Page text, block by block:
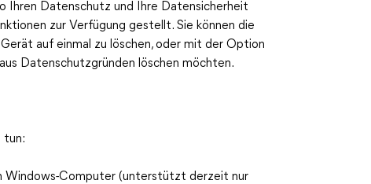
Ihren Datenschutz und Ihre Datensicherheit
zur Verfügung gestellt. Sie können die
auf einmal zu löschen, oder mit der Option
Datenschutzgründen löschen möchten.
tun:
Windows-Computer (unterstützt derzeit nur